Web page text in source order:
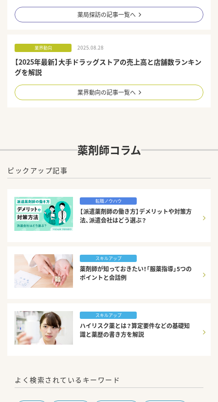
薬局探訪の記事一覧へ
業界動向 2025.08.28
【2025年最新】大手ドラッグストアの売上高と店舗数ランキン
グを解説
業界動向の記事一覧へ
薬剤師コラム
ピックアップ記事
転職ノウハウ
【派遣薬剤師の働き方】デメリットや対策方
法、派遣会社はどう選ぶ？
スキルアップ
薬剤師が知っておきたい！「服薬指導」5つの
ポイントと会話例
スキルアップ
ハイリスク薬とは？算定要件などの基礎知
識と薬歴の書き方を解説
よく検索されているキーワード